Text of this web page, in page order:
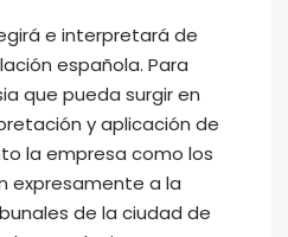
e interpretará de
española. Para
que pueda surgir en
y aplicación de
la empresa como los
expresamente a la
de la ciudad de